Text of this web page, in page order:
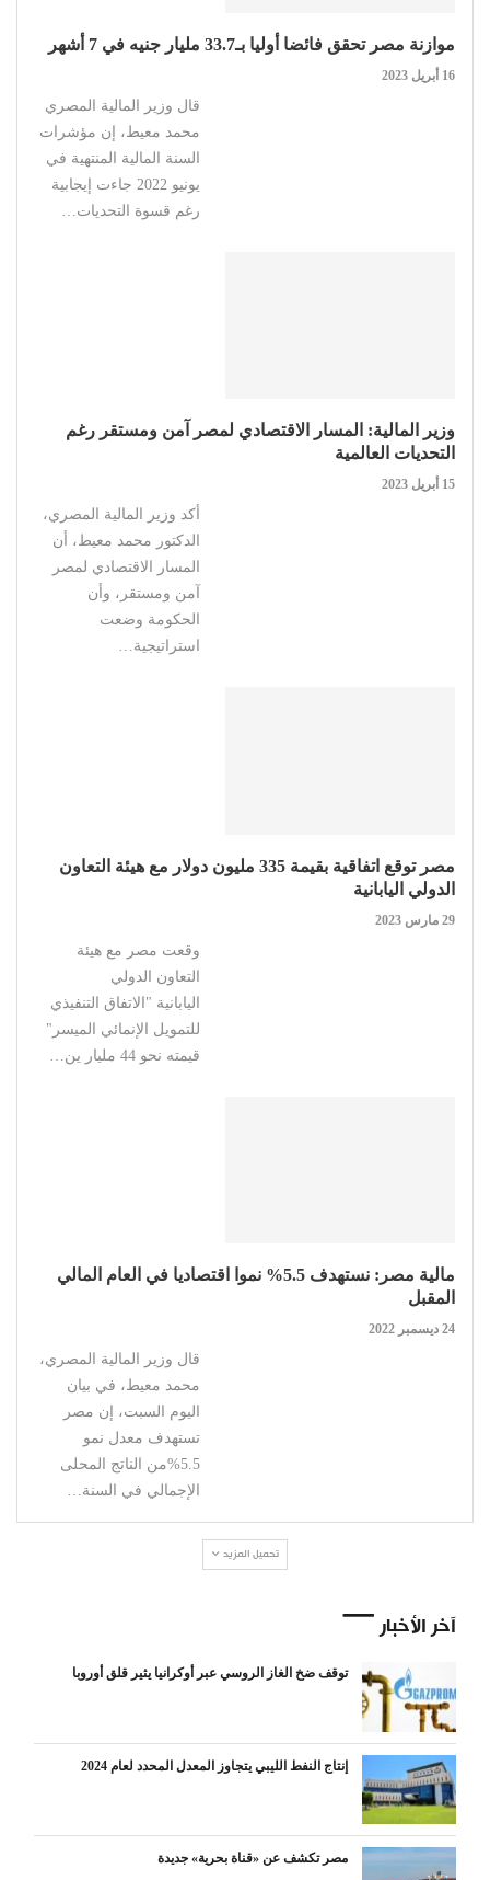
موازنة مصر تحقق فائضا أوليا بـ33.7 مليار جنيه في 7 أشهر
16 أبريل 2023
قال وزير المالية المصري
محمد معيط، إن مؤشرات
السنة المالية المنتهية في
يونيو 2022 جاءت إيجابية
رغم قسوة التحديات…
وزير المالية: المسار الاقتصادي لمصر آمن ومستقر رغم
التحديات العالمية
15 أبريل 2023
أكد وزير المالية المصري،
الدكتور محمد معيط، أن
المسار الاقتصادي لمصر
آمن ومستقر، وأن
الحكومة وضعت
استراتيجية…
مصر توقع اتفاقية بقيمة 335 مليون دولار مع هيئة التعاون
الدولي اليابانية
29 مارس 2023
وقعت مصر مع هيئة
التعاون الدولي
اليابانية "الاتفاق التنفيذي
للتمويل الإنمائي الميسر"
قيمته نحو 44 مليار ين…
مالية مصر: نستهدف 5.5% نموا اقتصاديا في العام المالي
المقبل
24 ديسمبر 2022
قال وزير المالية المصري،
محمد معيط، في بيان
اليوم السبت، إن مصر
تستهدف معدل نمو
5.5%من الناتج المحلى
الإجمالي في السنة…
تحميل المزيد
آخر الأخبار
توقف ضخ الغاز الروسي عبر أوكرانيا يثير قلق أوروبا
إنتاج النفط الليبي يتجاوز المعدل المحدد لعام 2024
مصر تكشف عن «قناة بحرية» جديدة